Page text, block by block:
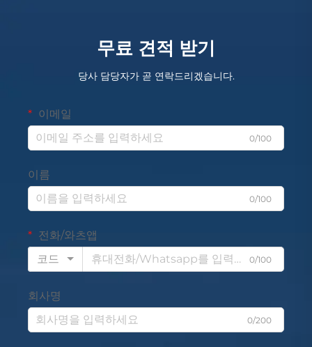
무료 견적 받기
당사 담당자가 곧 연락드리겠습니다.
이메일
0/100
이름
0/100
전화/와츠앱
코드
0/100
회사명
0/200